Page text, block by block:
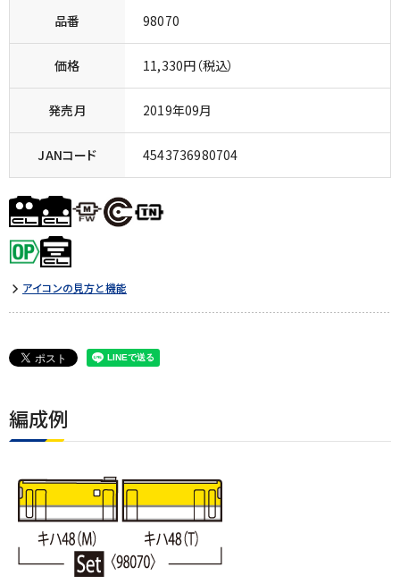
品番 98070
価格 11,330円（税込）
発売月 2019年09月
JANコード 4543736980704
アイコンの見方と機能
編成例